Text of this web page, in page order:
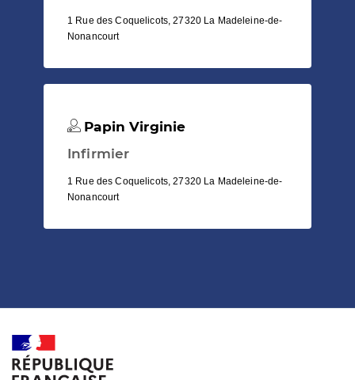
1 Rue des Coquelicots, 27320 La Madeleine-de-
Nonancourt
Papin Virginie
Infirmier
1 Rue des Coquelicots, 27320 La Madeleine-de-
Nonancourt